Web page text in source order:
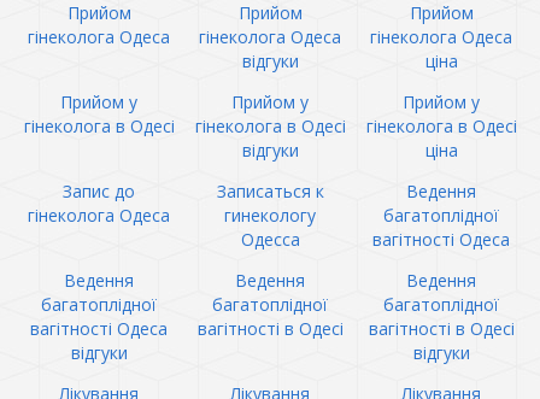
Прийом
гінеколога Одеса
Прийом
гінеколога Одеса
відгуки
Прийом
гінеколога Одеса
ціна
Прийом у
гінеколога в Одесі
Прийом у
гінеколога в Одесі
відгуки
Прийом у
гінеколога в Одесі
ціна
Запис до
гінеколога Одеса
Записаться к
гинекологу
Одесса
Ведення
багатоплідної
вагітності Одеса
Ведення
багатоплідної
вагітності Одеса
відгуки
Ведення
багатоплідної
вагітності в Одесі
Ведення
багатоплідної
вагітності в Одесі
відгуки
Лікування
Лікування
Лікування